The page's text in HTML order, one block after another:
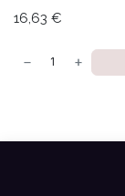
16,63 €